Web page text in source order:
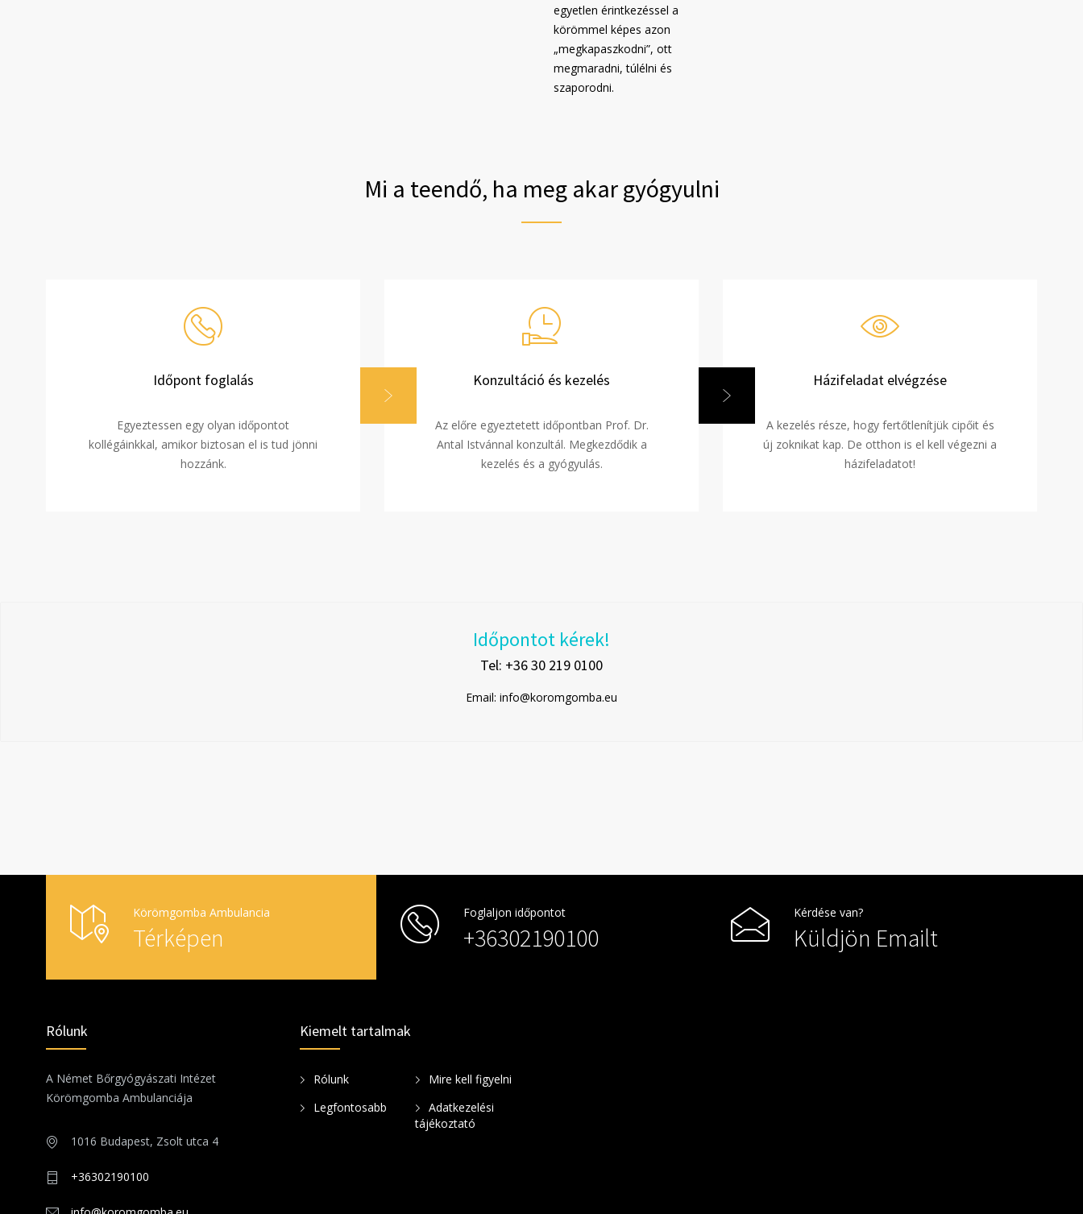
egyetlen érintkezéssel a
körömmel képes azon
„megkapaszkodni”, ott
megmaradni, túlélni és
szaporodni.
Mi a teendő, ha meg akar gyógyulni
Időpont foglalás
Egyeztessen egy olyan időpontot
kollégáinkkal, amikor biztosan el is tud jönni
hozzánk.
Konzultáció és kezelés
Az előre egyeztetett időpontban Prof. Dr.
Antal Istvánnal konzultál. Megkezdődik a
kezelés és a gyógyulás.
Házifeladat elvégzése
A kezelés része, hogy fertőtlenítjük cipőit és
új zoknikat kap. De otthon is el kell végezni a
házifeladatot!
Időpontot kérek!
Tel: +36 30 219 0100
Email: info@koromgomba.eu
Körömgomba Ambulancia
Térképen
Foglaljon időpontot
+36302190100
Kérdése van?
Küldjön Emailt
Rólunk
A Német Bőrgyógyászati Intézet
Körömgomba Ambulanciája
1016 Budapest, Zsolt utca 4
+36302190100
Kiemelt tartalmak
Rólunk
Mire kell figyelni
Legfontosabb
Adatkezelési
tájékoztató